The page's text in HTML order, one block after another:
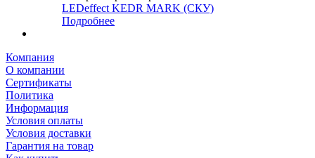
LEDeffect KEDR MARK (СКУ)
Подробнее
Компания
О компании
Сертификаты
Политика
Информация
Условия оплаты
Условия доставки
Гарантия на товар